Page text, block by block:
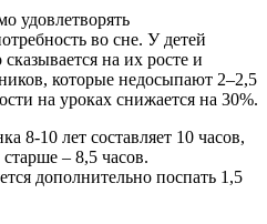
удовлетворять
во сне. У детей
на их росте и
которые недосыпают 2–2,5
на уроках снижается на 30%.
8-10 лет составляет 10 часов,
– 8,5 часов.
дополнительно поспать 1,5